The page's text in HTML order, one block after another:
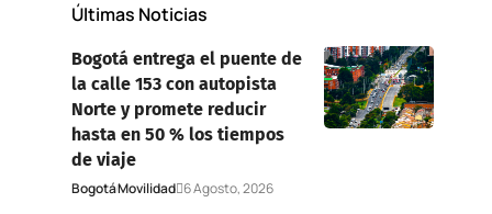
Últimas Noticias
Bogotá entrega el puente de
la calle 153 con autopista
Norte y promete reducir
hasta en 50 % los tiempos
de viaje
BogotáMovilidad 6 Agosto, 2026